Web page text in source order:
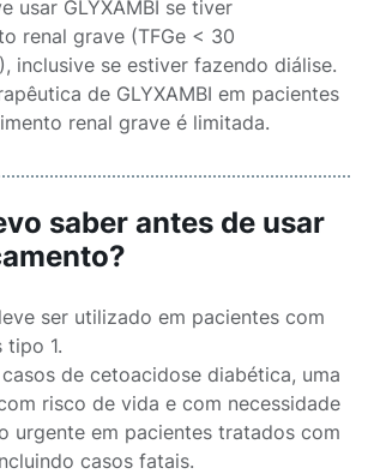
usar GLYXAMBI se tiver
renal grave (TFGe < 30
inclusive se estiver fazendo diálise.
de GLYXAMBI em pacientes
renal grave é limitada.
saber antes de usar
ser utilizado em pacientes com
tipo 1.
de cetoacidose diabética, uma
risco de vida e com necessidade
urgente em pacientes tratados com
casos fatais.